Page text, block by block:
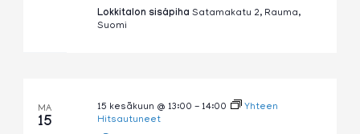
Lokkitalon sisäpiha Satamakatu 2, Rauma,
Suomi
MA
15
15 kesäkuun @ 13:00 - 14:00
Yhteen
Hitsautuneet